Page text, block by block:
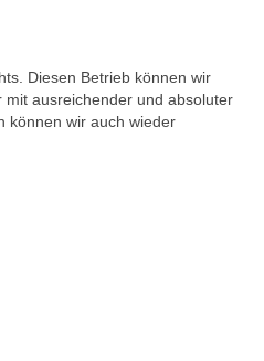
Diesen Betrieb können wir
ausreichender und absoluter
können wir auch wieder